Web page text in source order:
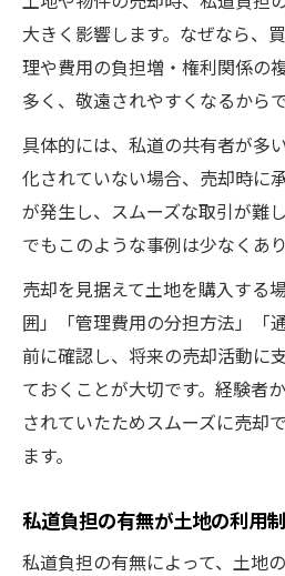
大きく影響します。なぜなら、
理や費用の負担増・権利関係の
多く、敬遠されやすくなるからで
具体的には、私道の共有者が多
化されていない場合、売却時に
が発生し、スムーズな取引が難
でもこのような事例は少なくあ
売却を見据えて土地を購入する
囲」「管理費用の分担方法」「
前に確認し、将来の売却活動に
ておくことが大切です。経験者
されていたためスムーズに売却
ます。
私道負担の有無が土地の利用
私道負担の有無によって、土地